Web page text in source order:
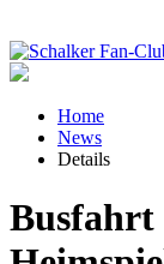
Home
News
Details
Busfahrt